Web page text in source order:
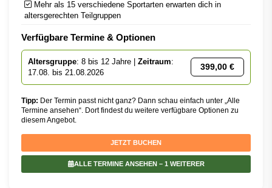
Mehr als 15 verschiedene Sportarten erwarten dich in
altersgerechten Teilgruppen
Verfügbare Termine & Optionen
Altersgruppe: 8 bis 12 Jahre | Zeitraum:
17.08. bis 21.08.2026
399,00 €
Tipp: Der Termin passt nicht ganz? Dann schau einfach unter „Alle
Termine ansehen“. Dort findest du weitere verfügbare Optionen zu
diesem Angebot.
JETZT BUCHEN
ALLE TERMINE ANSEHEN – 1 WEITERER